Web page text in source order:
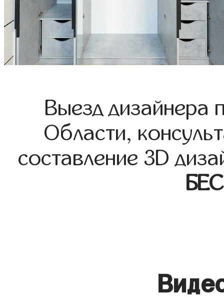
Выезд дизайнера
Области,
составление 3D